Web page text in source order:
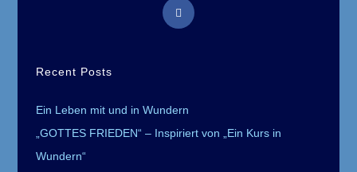
Opens
Recent Posts
Ein Leben mit und in Wundern
„GOTTES FRIEDEN“ – Inspiriert von „Ein Kurs in
Wundern“